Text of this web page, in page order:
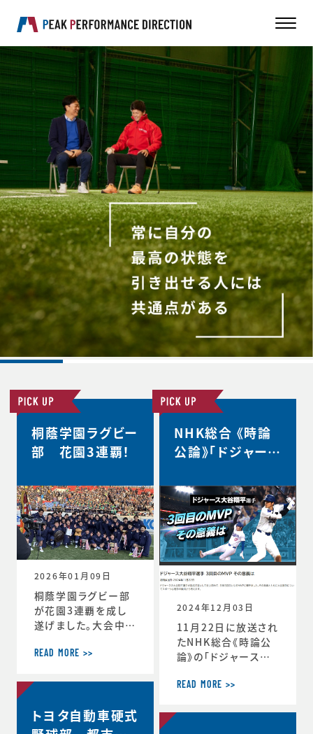
桐蔭学園ラグビー
部 花園3連覇！
2026年01月09日
桐蔭学園ラグビー部
が花園3連覇を成し
遂げました。大会中の
＜12月30日 2回戦
G＞ 振り返りミーテ
る。これまで蓄積した
ものタフなゲームで
READ MORE >>
NHK総合 《時論
公論》「ドジャース
回目のMVP その
意義は」
2024年12月03日
11月22日に放送され
たNHK総合《時論公
論》の「ドジャース大
MVP その意義は」内
意義 “最高の自分”を
READ MORE >>
トヨタ自動車硬式